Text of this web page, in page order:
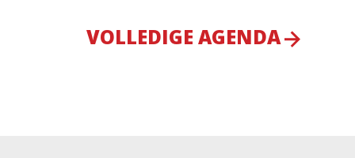
VOLLEDIGE AGENDA